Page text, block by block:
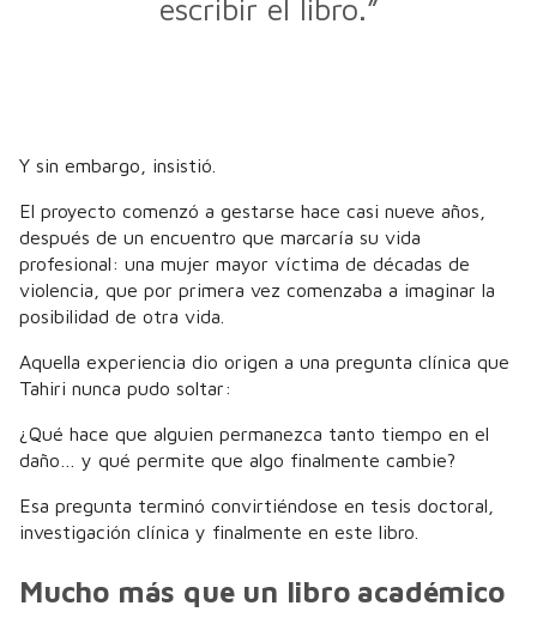
escribir el libro.”
Y sin embargo, insistió.
El proyecto comenzó a gestarse hace casi nueve años,
después de un encuentro que marcaría su vida
profesional: una mujer mayor víctima de décadas de
violencia, que por primera vez comenzaba a imaginar la
posibilidad de otra vida.
Aquella experiencia dio origen a una pregunta clínica que
Tahiri nunca pudo soltar:
¿Qué hace que alguien permanezca tanto tiempo en el
daño… y qué permite que algo finalmente cambie?
Esa pregunta terminó convirtiéndose en tesis doctoral,
investigación clínica y finalmente en este libro.
Mucho más que un libro académico